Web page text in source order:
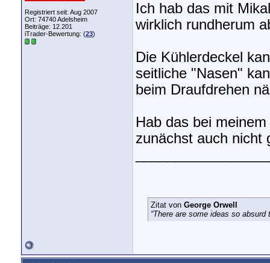
Registriert seit: Aug 2007
Ort: 74740 Adelsheim
Beiträge: 12.201
iTrader-Bewertung: (23)
Ich hab das mit
wirklich rundherum
Die Kühlerdeckel
seitliche "Nasen"
beim Draufdrehen
Hab das bei
zunächst auch nicht
Zitat von George Orwell
“There are some ideas so